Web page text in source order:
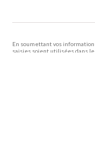
En soumettant vos
saisies soient utilisées dans